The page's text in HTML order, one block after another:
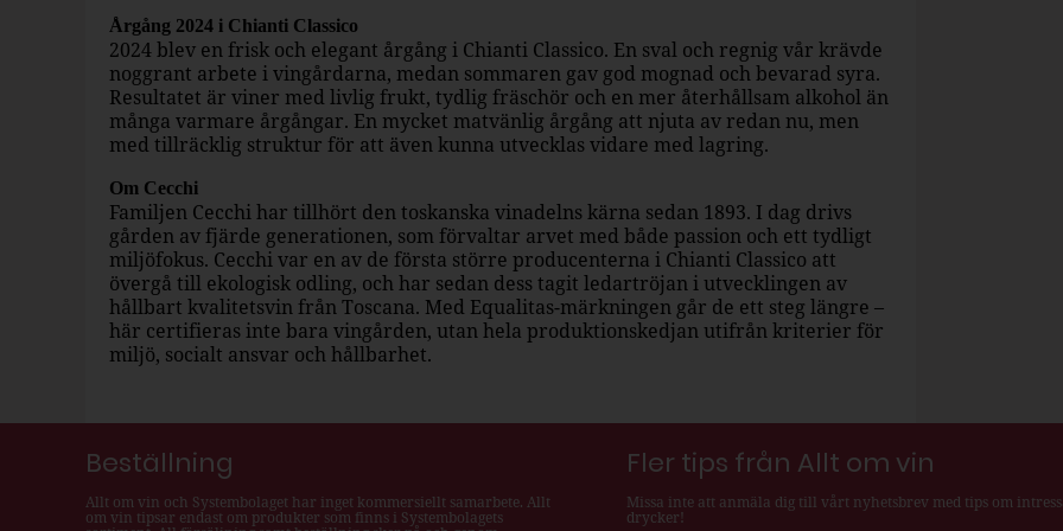
Årgång 2024 i Chianti Classico
2024 blev en frisk och elegant årgång i Chianti Classico. En sval och regnig vår krävde
noggrant arbete i vingårdarna, medan sommaren gav god mognad och bevarad syra.
Resultatet är viner med livlig frukt, tydlig fräschör och en mer återhållsam alkohol än
många varmare årgångar. En mycket matvänlig årgång att njuta av redan nu, men
med tillräcklig struktur för att även kunna utvecklas vidare med lagring.
Om Cecchi
Familjen Cecchi har tillhört den toskanska vinadelns kärna sedan 1893. I dag drivs
gården av fjärde generationen, som förvaltar arvet med både passion och ett tydligt
miljöfokus. Cecchi var en av de första större producenterna i Chianti Classico att
övergå till ekologisk odling, och har sedan dess tagit ledartröjan i utvecklingen av
hållbart kvalitetsvin från Toscana. Med Equalitas-märkningen går de ett steg längre –
här certifieras inte bara vingården, utan hela produktionskedjan utifrån kriterier för
miljö, socialt ansvar och hållbarhet.
Beställning
Allt om vin och Systembolaget har inget kommersiellt samarbete. Allt
om vin tipsar endast om produkter som finns i Systembolagets
Fler tips från Allt om vin
Missa inte att anmäla dig till vårt nyhetsbrev med tips om
drycker!